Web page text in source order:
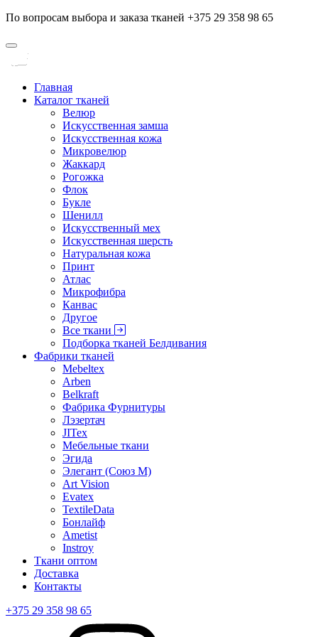
По вопросам выбора и заказа тканей +375 29 358 98 65
Главная
Каталог тканей
Велюр
Искусственная замша
Искусственная кожа
Микровелюр
Жаккард
Рогожка
Флок
Букле
Шенилл
Искусственный мех
Искусственная шерсть
Натуральная кожа
Принт
Атлас
Микрофибра
Канвас
Другое
Все ткани
Подборка тканей Белдивания
Фабрики тканей
Mebeltex
Arben
Belkraft
Фабрика Фурнитуры
Лэзертач
JITex
Мебельные ткани
Эгида
Элегант (Союз М)
Art Vision
Evatex
TextileData
Бонлайф
Ametist
Instroy
Ткани оптом
Доставка
Контакты
+375 29 358 98 65